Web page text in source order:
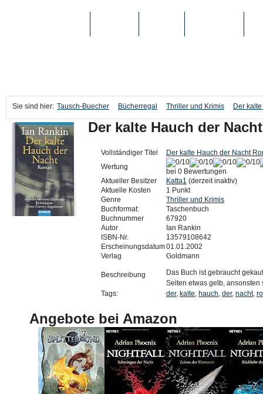
Sie sind hier: Tausch-Buecher Bücherregal Thriller und Krimis Der
Der kalte Hauch der
Vollständiger Titel
Der kalte Hauch der Nacht
Wertung
bei 0 Bewertungen
Aktueller Besitzer
Katta1 (derzeit inaktiv)
Aktuelle Kosten
1 Punkt
Genre
Thriller und Krimis
Buchformat:
Taschenbuch
Buchnummer
67920
Autor
Ian Rankin
ISBN-Nr.
13579108642
Erscheinungsdatum01.01.2002
Verlag
Goldmann
Beschreibung
Das Buch ist gebraucht
Seiten etwas gelb, ansonsten
Tags:
der, kalte, hauch, der, nacht,
Angebote bei Amazon